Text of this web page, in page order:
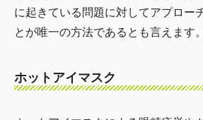
に起きている問題に対してアプロー
とが唯一の方法であるとも言えます。
ホットアイマスク